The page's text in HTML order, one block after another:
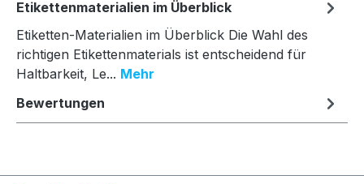
Etikettenmaterialien im Überblick
Etiketten-Materialien im Überblick Die Wahl des
richtigen Etikettenmaterials ist entscheidend für
Haltbarkeit, Le... Mehr
Bewertungen